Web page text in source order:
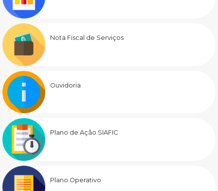
Nota Fiscal de Serviços
Ouvidoria
Plano de Ação SIAFIC
Plano Operativo